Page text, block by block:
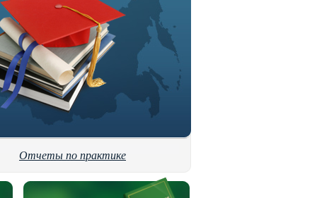
Отчеты по практике